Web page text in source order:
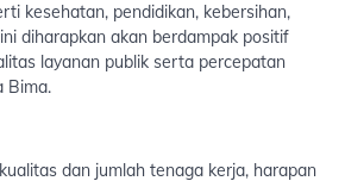
kesehatan, pendidikan, kebersihan,
diharapkan akan berdampak positif
layanan publik serta percepatan
Bima.
dan jumlah tenaga kerja, harapan